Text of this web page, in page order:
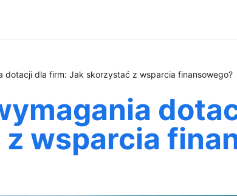
dotacji dla firm: Jak skorzystać z wsparcia finansowego?
wsparcia